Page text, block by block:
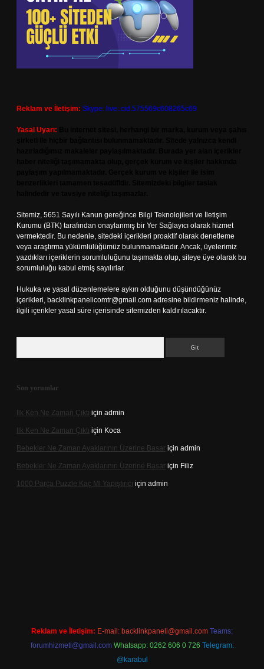
Reklam ve İletişim: Skype: live:.cid.575569c608265c69
Yasal Uyarı:
Sitemiz, 5651 Sayılı Kanun gereğince Bilgi Teknolojileri ve İletişim
Kurumu (BTK) tarafından onaylanmış bir Yer Sağlayıcı olarak hizmet
vermektedir. Bu nedenle, sitedeki içerikleri proaktif olarak denetleme
veya araştırma yükümlülüğümüz bulunmamaktadır. Ancak, üyelerimiz
yazdıkları içeriklerin sorumluluğunu taşımakta olup, siteye üye olarak bu
sorumluluğu kabul etmiş sayılırlar.
Hukuka ve yasal düzenlemelere aykırı olduğunu düşündüğünüz
içerikleri, backlinkpanelicomtr@gmail.com adresine bildirmeniz halinde,
ilgili içerikler yasal süre içerisinde sitemizden kaldırılacaktır.
Son yorumlar
Ilk Ken Ne Zaman Çıktı için admin
Ilk Ken Ne Zaman Çıktı için Koca
Bebekler Ne Zaman Ayaklarının Üzerine Basar için admin
Bebekler Ne Zaman Ayaklarının Üzerine Basar için Filiz
1000 Parça Puzzle Kaç Ml Yapıştırıcı için admin
Reklam ve İletişim: E-mail: backlinkpaneli@gmail.com Teams:
forumhizmeti@gmail.com Whatsapp: 0262 606 0 726 Telegram:
@karabul